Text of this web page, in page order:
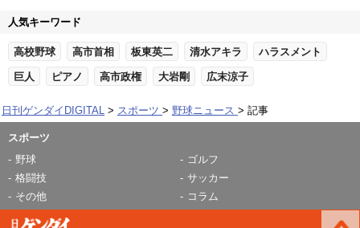
人気キーワード
高校野球 高市首相 板東英二 清水アキラ ハラスメント
巨人 ピアノ 高市政権 大岩剛 広末涼子
日刊ゲンダイDIGITAL スポーツ 野球ニュース 記事
スポーツ
野球
ゴルフ
格闘技
サッカー
その他
コラム